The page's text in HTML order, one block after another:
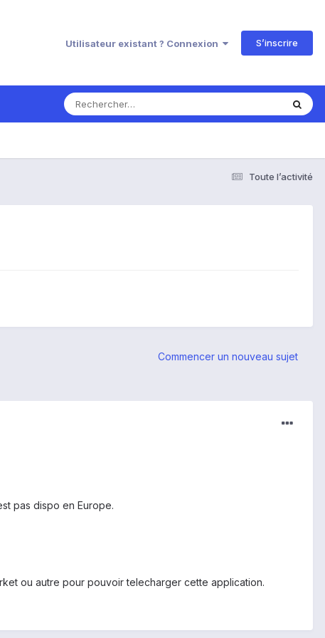
Utilisateur existant ? Connexion S’inscrire
Toute l’activité
Commencer un nouveau sujet
pas dispo en Europe.
ou autre pour pouvoir telecharger cette application.